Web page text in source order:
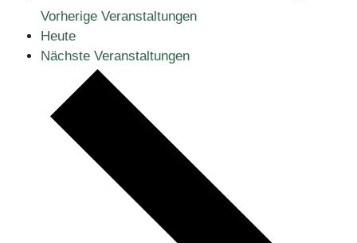
Vorherige Veranstaltungen
Heute
Nächste Veranstaltungen